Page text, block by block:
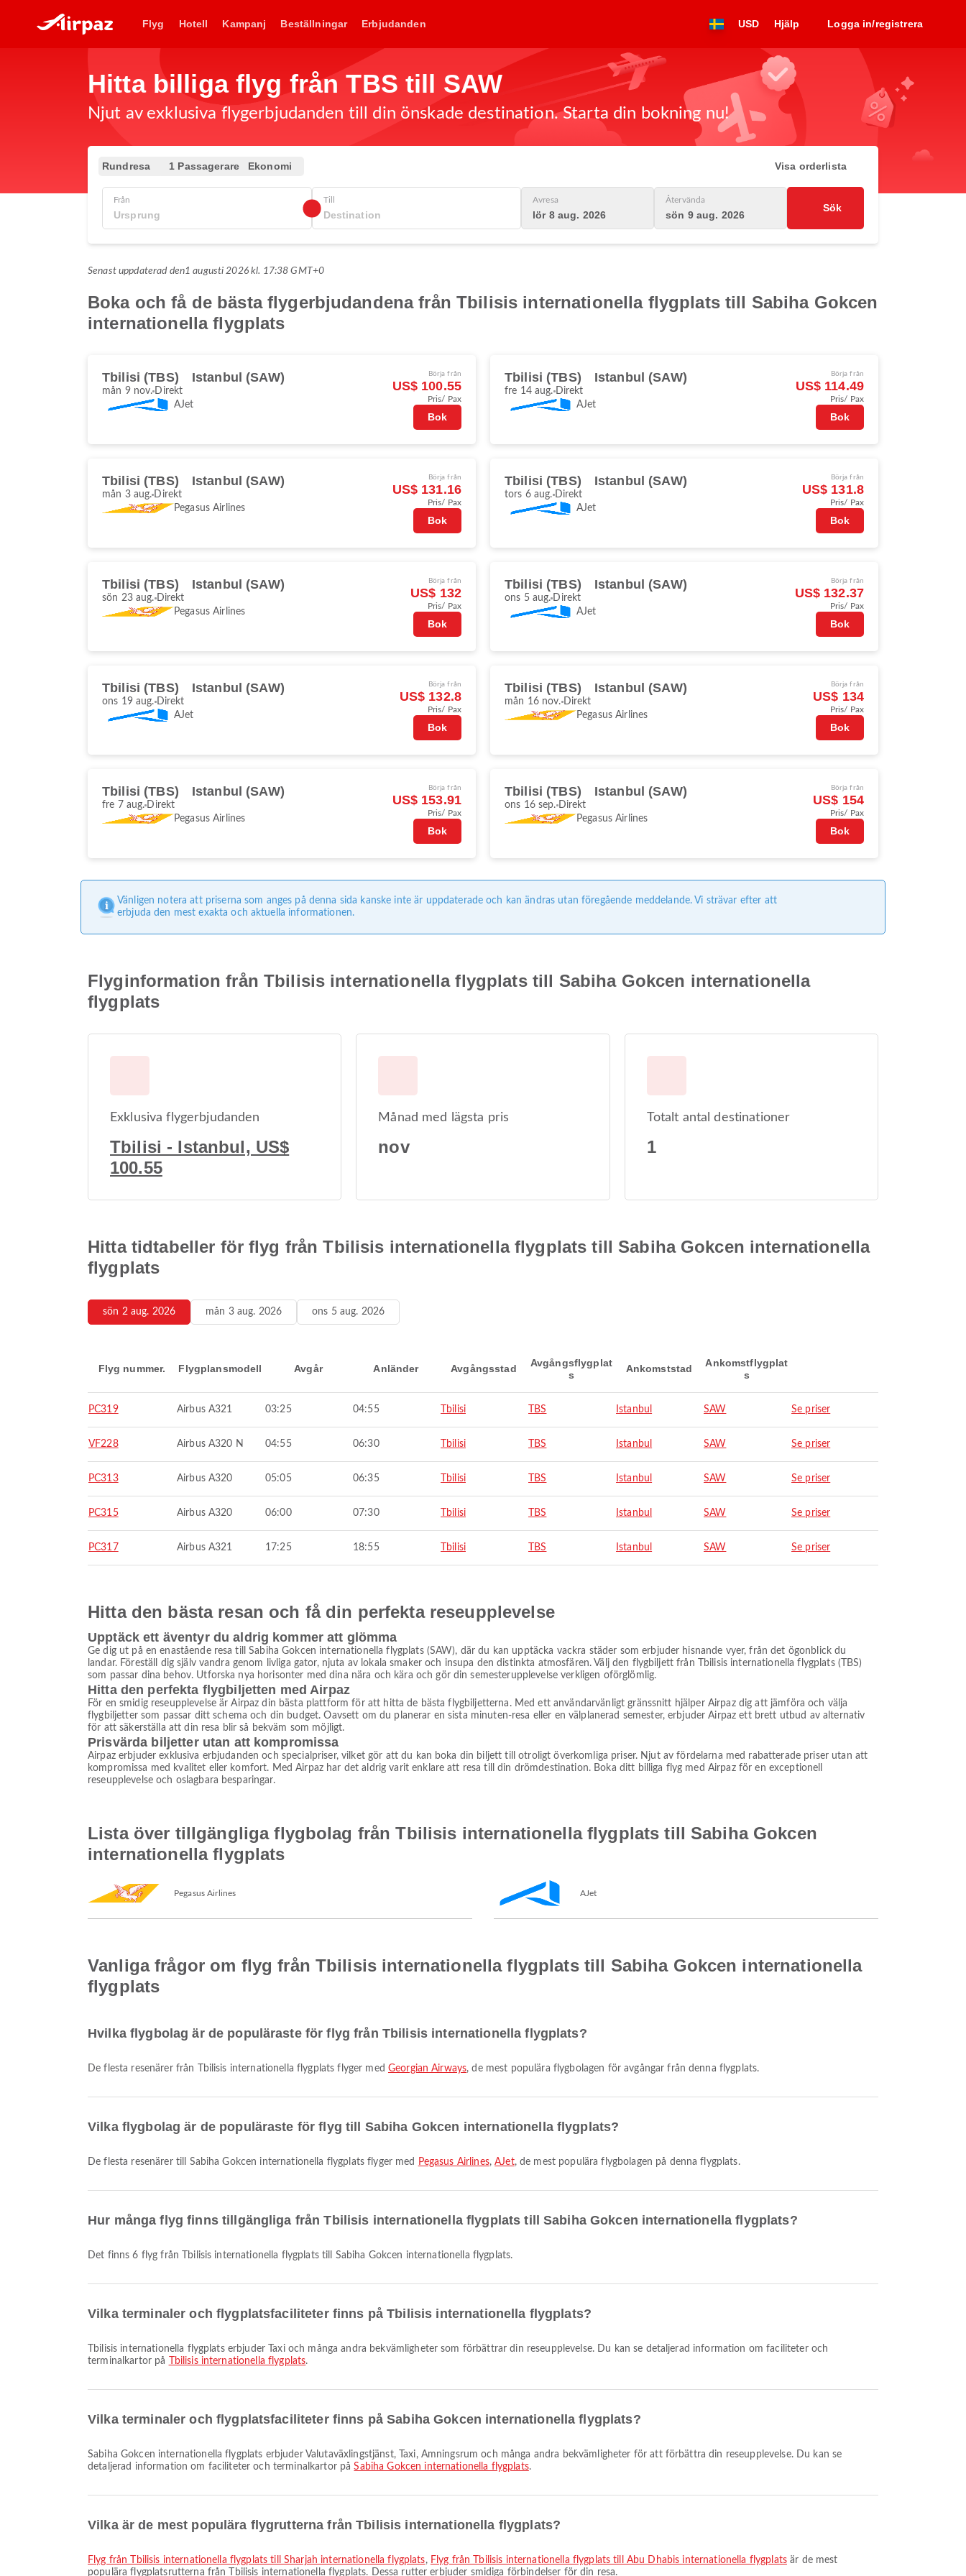
Flyg Hotell Kampanj Beställningar Erbjudanden USD Hjälp Logga in/registrera
Hitta billiga flyg från TBS till SAW
Njut av exklusiva flygerbjudanden till din önskade destination. Starta din bokning nu!
Rundresa 1 Passagerare Ekonomi Visa orderlista
Från Till Avresa
lör 8 aug. 2026
Återvända
sön 9 aug. 2026
Sök
Senast uppdaterad den1 augusti 2026 kl. 17:38 GMT+0
Boka och få de bästa flygerbjudandena från Tbilisis internationella flygplats till Sabiha Gokcen
internationella flygplats
Tbilisi (TBS) Istanbul (SAW)
mån 9 nov. Direkt
AJet
Börja från
US$ 100.55
Pris/ Pax
Bok
Tbilisi (TBS) Istanbul (SAW)
fre 14 aug. Direkt
AJet
Börja från
US$ 114.49
Pris/ Pax
Bok
Tbilisi (TBS) Istanbul (SAW)
mån 3 aug. Direkt
Pegasus Airlines
Börja från
US$ 131.16
Pris/ Pax
Bok
Tbilisi (TBS) Istanbul (SAW)
tors 6 aug. Direkt
AJet
Börja från
US$ 131.8
Pris/ Pax
Bok
Tbilisi (TBS) Istanbul (SAW)
sön 23 aug. Direkt
Pegasus Airlines
Börja från
US$ 132
Pris/ Pax
Bok
Tbilisi (TBS) Istanbul (SAW)
ons 5 aug. Direkt
AJet
Börja från
US$ 132.37
Pris/ Pax
Bok
Tbilisi (TBS) Istanbul (SAW)
ons 19 aug. Direkt
AJet
Börja från
US$ 132.8
Pris/ Pax
Bok
Tbilisi (TBS) Istanbul (SAW)
mån 16 nov. Direkt
Pegasus Airlines
Börja från
US$ 134
Pris/ Pax
Bok
Tbilisi (TBS) Istanbul (SAW)
fre 7 aug. Direkt
Pegasus Airlines
Börja från
US$ 153.91
Pris/ Pax
Bok
Tbilisi (TBS) Istanbul (SAW)
ons 16 sep. Direkt
Pegasus Airlines
Börja från
US$ 154
Pris/ Pax
Bok
Vänligen notera att priserna som anges på denna sida kanske inte är uppdaterade och kan ändras utan föregående meddelande. Vi strävar efter att
erbjuda den mest exakta och aktuella informationen.
Flyginformation från Tbilisis internationella flygplats till Sabiha Gokcen internationella
flygplats
Exklusiva flygerbjudanden
Tbilisi - Istanbul, US$
100.55
Månad med lägsta pris
nov
Totalt antal destinationer
1
Hitta tidtabeller för flyg från Tbilisis internationella flygplats till Sabiha Gokcen internationella
flygplats
sön 2 aug. 2026 mån 3 aug. 2026 ons 5 aug. 2026
Flyg nummer. Flygplansmodell Avgår Anländer Avgångsstad
Avgångsflygplat
s
Ankomststad
Ankomstflygplat
s
PC319 Airbus A321 03:25 04:55 Tbilisi TBS Istanbul SAW Se priser
VF228 Airbus A320 N 04:55 06:30 Tbilisi TBS Istanbul SAW Se priser
PC313 Airbus A320 05:05 06:35 Tbilisi TBS Istanbul SAW Se priser
PC315 Airbus A320 06:00 07:30 Tbilisi TBS Istanbul SAW Se priser
PC317 Airbus A321 17:25 18:55 Tbilisi TBS Istanbul SAW Se priser
Hitta den bästa resan och få din perfekta reseupplevelse
Upptäck ett äventyr du aldrig kommer att glömma
Ge dig ut på en enastående resa till Sabiha Gokcen internationella flygplats (SAW), där du kan upptäcka vackra städer som erbjuder hisnande vyer, från det ögonblick du
landar. Föreställ dig själv vandra genom livliga gator, njuta av lokala smaker och insupa den distinkta atmosfären. Välj den flygbiljett från Tbilisis internationella flygplats (TBS)
som passar dina behov. Utforska nya horisonter med dina nära och kära och gör din semesterupplevelse verkligen oförglömlig.
Hitta den perfekta flygbiljetten med Airpaz
För en smidig reseupplevelse är Airpaz din bästa plattform för att hitta de bästa flygbiljetterna. Med ett användarvänligt gränssnitt hjälper Airpaz dig att jämföra och välja
flygbiljetter som passar ditt schema och din budget. Oavsett om du planerar en sista minuten-resa eller en välplanerad semester, erbjuder Airpaz ett brett utbud av alternativ
för att säkerställa att din resa blir så bekväm som möjligt.
Prisvärda biljetter utan att kompromissa
Airpaz erbjuder exklusiva erbjudanden och specialpriser, vilket gör att du kan boka din biljett till otroligt överkomliga priser. Njut av fördelarna med rabatterade priser utan att
kompromissa med kvalitet eller komfort. Med Airpaz har det aldrig varit enklare att resa till din drömdestination. Boka ditt billiga flyg med Airpaz för en exceptionell
reseupplevelse och oslagbara besparingar.
Lista över tillgängliga flygbolag från Tbilisis internationella flygplats till Sabiha Gokcen
internationella flygplats
Pegasus Airlines AJet
Vanliga frågor om flyg från Tbilisis internationella flygplats till Sabiha Gokcen internationella
flygplats
Hvilka flygbolag är de populäraste för flyg från Tbilisis internationella flygplats?
De flesta resenärer från Tbilisis internationella flygplats flyger med Georgian Airways, de mest populära flygbolagen för avgångar från denna flygplats.
Vilka flygbolag är de populäraste för flyg till Sabiha Gokcen internationella flygplats?
De flesta resenärer till Sabiha Gokcen internationella flygplats flyger med Pegasus Airlines,AJet, de mest populära flygbolagen på denna flygplats.
Hur många flyg finns tillgängliga från Tbilisis internationella flygplats till Sabiha Gokcen internationella flygplats?
Det finns 6 flyg från Tbilisis internationella flygplats till Sabiha Gokcen internationella flygplats.
Vilka terminaler och flygplatsfaciliteter finns på Tbilisis internationella flygplats?
terminalkartor på
Tbilisis internationella flygplats.
Vilka terminaler och flygplatsfaciliteter finns på Sabiha Gokcen internationella flygplats?
Sabiha Gokcen internationella flygplats erbjuder Valutaväxlingstjänst, Taxi, Amningsrum och många andra bekvämligheter för att förbättra din reseupplevelse. Du kan se
detaljerad information om faciliteter och terminalkartor påSabiha Gokcen internationella flygplats.
Vilka är de mest populära flygrutterna från Tbilisis internationella flygplats?
Flyg från Tbilisis internationella flygplats till Sharjah internationella flygplats, Flyg från Tbilisis internationella flygplats till Abu Dhabis internationella flygplatsär de mest
populära flygplatsrutterna från Tbilisis internationella flygplats. Dessa rutter erbjuder smidiga förbindelser för din resa.